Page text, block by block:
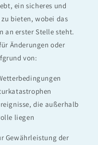
ein sicheres und
bieten, wobei das
an erster Stelle steht.
Änderungen oder
von:
die außerhalb
liegen
Gewährleistung der